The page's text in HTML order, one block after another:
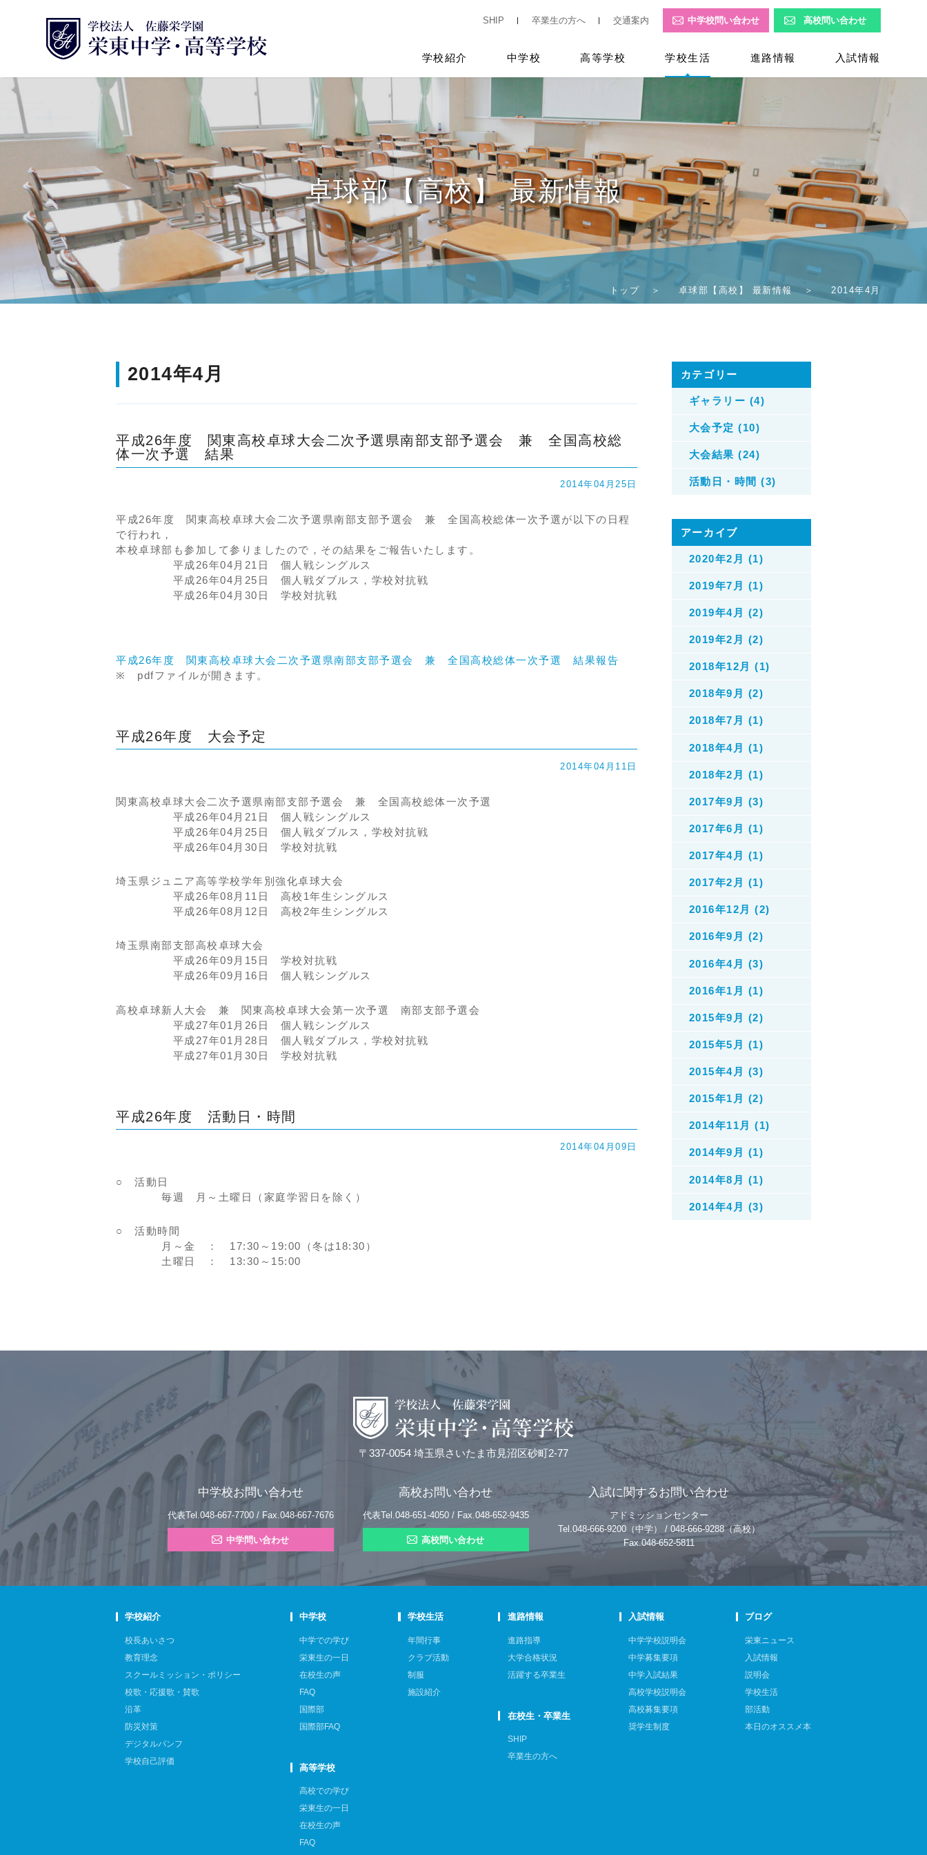
SHIP 卒業生の方へ 交通案内 中学校問い合わせ 高校問い合わせ
学校紹介 中学校 高等学校 学校生活 進路情報 入試情報
卓球部【高校】 最新情報
トップ 卓球部【高校】 最新情報 2014年4月
2014年4月
平成26年度 関東高校卓球大会二次予選県南部支部予選会 兼 全国高校総
体一次予選 結果
2014年04月25日
平成26年度 関東高校卓球大会二次予選県南部支部予選会 兼 全国高校総体一次予選が以下の日程
で行われ，
本校卓球部も参加して参りましたので，その結果をご報告いたします。
平成26年04月21日 個人戦シングルス
平成26年04月25日 個人戦ダブルス，学校対抗戦
平成26年04月30日 学校対抗戦
平成26年度 関東高校卓球大会二次予選県南部支部予選会 兼 全国高校総体一次予選 結果報告
※ pdfファイルが開きます。
平成26年度 大会予定
2014年04月11日
関東高校卓球大会二次予選県南部支部予選会 兼 全国高校総体一次予選
平成26年04月21日 個人戦シングルス
平成26年04月25日 個人戦ダブルス，学校対抗戦
平成26年04月30日 学校対抗戦
埼玉県ジュニア高等学校学年別強化卓球大会
平成26年08月11日 高校1年生シングルス
平成26年08月12日 高校2年生シングルス
埼玉県南部支部高校卓球大会
平成26年09月15日 学校対抗戦
平成26年09月16日 個人戦シングルス
高校卓球新人大会 兼 関東高校卓球大会第一次予選 南部支部予選会
平成27年01月26日 個人戦シングルス
平成27年01月28日 個人戦ダブルス，学校対抗戦
平成27年01月30日 学校対抗戦
平成26年度 活動日・時間
2014年04月09日
○ 活動日
毎週 月～土曜日（家庭学習日を除く）
○ 活動時間
月～金 ： 17:30～19:00（冬は18:30）
土曜日 ： 13:30～15:00
カテゴリー
ギャラリー (4)
大会予定 (10)
大会結果 (24)
活動日・時間 (3)
アーカイブ
2020年2月 (1)
2019年7月 (1)
2019年4月 (2)
2019年2月 (2)
2018年12月 (1)
2018年9月 (2)
2018年7月 (1)
2018年4月 (1)
2018年2月 (1)
2017年9月 (3)
2017年6月 (1)
2017年4月 (1)
2017年2月 (1)
2016年12月 (2)
2016年9月 (2)
2016年4月 (3)
2016年1月 (1)
2015年9月 (2)
2015年5月 (1)
2015年4月 (3)
2015年1月 (2)
2014年11月 (1)
2014年9月 (1)
2014年8月 (1)
2014年4月 (3)
〒337-0054 埼玉県さいたま市見沼区砂町2-77
中学校お問い合わせ
代表Tel.048-667-7700 / Fax.048-667-7676
中学問い合わせ
高校お問い合わせ
代表Tel.048-651-4050 / Fax.048-652-9435
高校問い合わせ
入試に関するお問い合わせ
アドミッションセンター
Tel.048-666-9200（中学） / 048-666-9288（高校）
Fax.048-652-5811
学校紹介
校長あいさつ
教育理念
スクールミッション・ポリシー
校歌・応援歌・賛歌
沿革
防災対策
デジタルパンフ
学校自己評価
中学校
中学での学び
栄東生の一日
在校生の声
FAQ
国際部
国際部FAQ
高等学校
高校での学び
栄東生の一日
在校生の声
FAQ
学校生活
年間行事
クラブ活動
制服
施設紹介
進路情報
進路指導
大学合格状況
活躍する卒業生
在校生・卒業生
SHIP
卒業生の方へ
入試情報
中学学校説明会
中学募集要項
中学入試結果
高校学校説明会
高校募集要項
奨学生制度
ブログ
栄東ニュース
入試情報
説明会
学校生活
部活動
本日のオススメ本